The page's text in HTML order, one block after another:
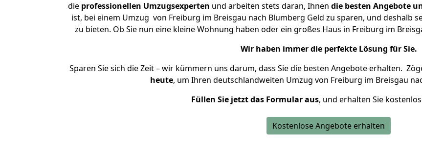
die professionellen Umzugsexperten und arbeiten stets daran, Ihnen die besten Angebote
ist, bei einem Umzug von Freiburg im Breisgau nach Blumberg Geld zu sparen, und deshalb
zu bieten. Ob Sie nun eine kleine Wohnung haben oder ein großes Haus in Freiburg im
Wir haben immer die perfekte Lösung für Sie.
Sparen Sie sich die Zeit – wir kümmern uns darum, dass Sie die besten Angebote erhalten.
heute, um Ihren deutschlandweiten Umzug von Freiburg im Breisgau
Füllen Sie jetzt das Formular aus, und erhalten Sie
Kostenlose Angebote erhalten